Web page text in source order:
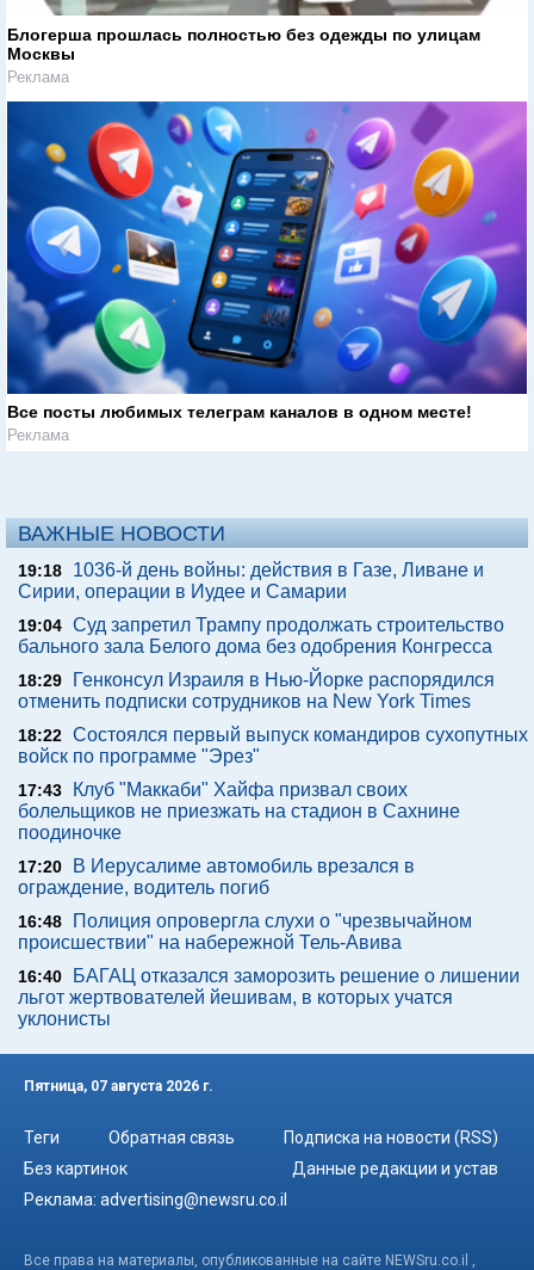
Блогерша прошлась полностью без одежды по улицам
Москвы
Реклама
Все посты любимых телеграм каналов в одном месте!
Реклама
ВАЖНЫЕ НОВОСТИ
19:18
1036-й день войны: действия в Газе, Ливане и
Сирии, операции в Иудее и Самарии
19:04 Суд запретил Трампу продолжать строительство
бального зала Белого дома без одобрения Конгресса
18:29
Генконсул Израиля в Нью-Йорке распорядился
отменить подписки сотрудников на New York Times
18:22 Состоялся первый выпуск командиров сухопутных
войск по программе "Эрез"
17:43
Клуб "Маккаби" Хайфа призвал своих
болельщиков не приезжать на стадион в Сахнине
поодиночке
17:20
В Иерусалиме автомобиль врезался в
ограждение, водитель погиб
16:48
Полиция опровергла слухи о "чрезвычайном
происшествии" на набережной Тель-Авива
16:40
БАГАЦ отказался заморозить решение о лишении
льгот жертвователей йешивам, в которых учатся
уклонисты
Пятница, 07 августа 2026 г.
Теги Обратная связь
Подписка на новости (RSS)
Без картинок
Данные редакции и устав
Реклама: advertising@newsru.co.il
Все права на материалы, опубликованные на сайте NEWSru.co.il ,